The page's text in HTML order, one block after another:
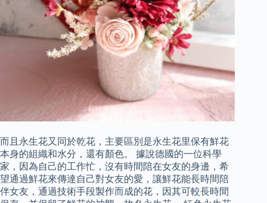
而且永生花又同於乾花，主要區別是永生花里保有鮮花
本身的組織和水分，還有顏色。 據說德國的一位科學
家，因為自己的工作忙，沒有時間陪在女友的身邊，希
望通過鮮花來傳達自己對女友的愛，讓鮮花能長時間陪
伴女友，通過技術手段製作而成的花，因其可較長時間